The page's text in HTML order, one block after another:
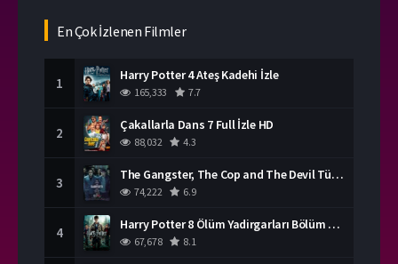
En Çok İzlenen Filmler
1 Harry Potter 4 Ateş Kadehi İzle
165,333 7.7
2 Çakallarla Dans 7 Full İzle HD
88,032 4.3
3 The Gangster, The Cop and The Devil Türkçe Dublaj İzle
74,222 6.9
4 Harry Potter 8 Ölüm Yadirgarları Bölüm 2 İzle
67,678 8.1